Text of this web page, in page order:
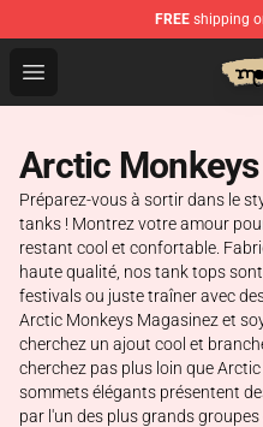
FREE shipping
Open menu
Arctic Monkeys Store -
Arctic
Préparez-vous à sortir dans le
tanks ! Montrez votre amour
restant cool et confortable.
haute qualité, nos tank tops
festivals ou juste traîner avec
Arctic Monkeys Magasinez et
cherchez un ajout cool et
cherchez pas plus loin que
sommets élégants présentent
par l'un des plus grands